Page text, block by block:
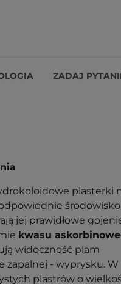
ZADAJ
plasterki
jej prawidłowe
kwasu
widoczność plam
zapalnej - wyprysku. W
plastrów o